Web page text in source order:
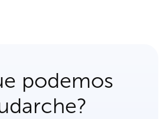
podemos